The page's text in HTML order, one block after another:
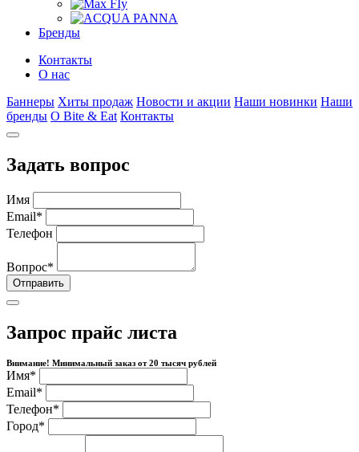
Бренды
Контакты
О нас
Баннеры Хиты продаж Новости и акции Наши новинки Наши
бренды О Bite & Eat Контакты
Задать вопрос
Имя
Email*
Телефон
Вопрос*
Отправить
Запрос прайс листа
Внимание! Минимальный заказ от 20 тысяч рублей
Имя*
Email*
Телефон*
Город*